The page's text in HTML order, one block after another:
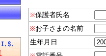
※保護者氏名
※お子さまの名前
生年月日